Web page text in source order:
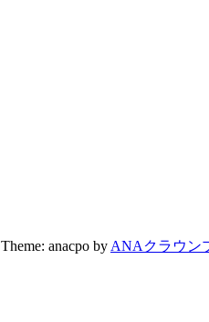
Theme: anacpo by ANAクラウン